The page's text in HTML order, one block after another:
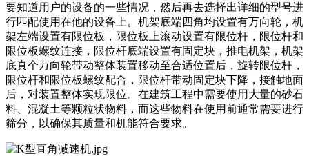
要知道用户的设备的一些情况，然后再去选择出详细的型号进
行匹配使用在他的设备上。机架底端四角均设置有万向轮，机
架左端设置有限位板，限位板上滚动设置有限位杆，限位杆和
限位板螺纹连接，限位杆底端设置有固定块，推电机架，机架
底真个万向轮带动整体装置移动至合适位置后，旋转限位杆，
限位杆和限位板螺纹配合，限位杆带动固定块下降，接触地面
后，对装置整体实现限位。在建筑工程中需要使用大量的砂石
料、混凝土等颗粒状物料，而这些物料在使用前通常需要进行
筛分，以确保其质量和机能符合要求。